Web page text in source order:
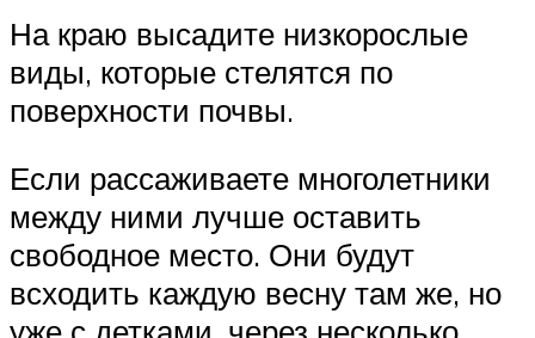
На краю высадите низкорослые
виды, которые стелятся по
поверхности почвы.
Если рассаживаете многолетники
между ними лучше оставить
свободное место. Они будут
всходить каждую весну там же, но